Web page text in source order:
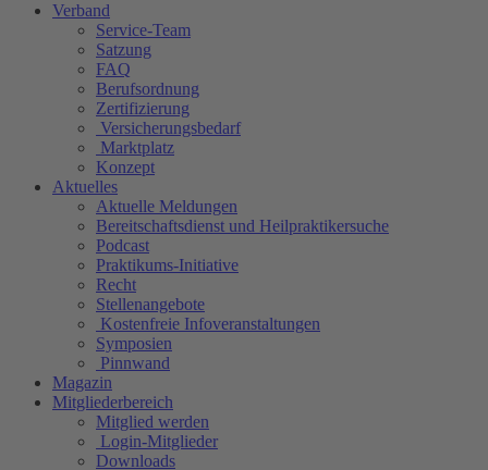
Verband
Service-Team
Satzung
FAQ
Berufsordnung
Zertifizierung
Versicherungsbedarf
Marktplatz
Konzept
Aktuelles
Aktuelle Meldungen
Bereitschaftsdienst und Heilpraktikersuche
Podcast
Praktikums-Initiative
Recht
Stellenangebote
Kostenfreie Infoveranstaltungen
Symposien
Pinnwand
Magazin
Mitgliederbereich
Mitglied werden
Login-Mitglieder
Downloads